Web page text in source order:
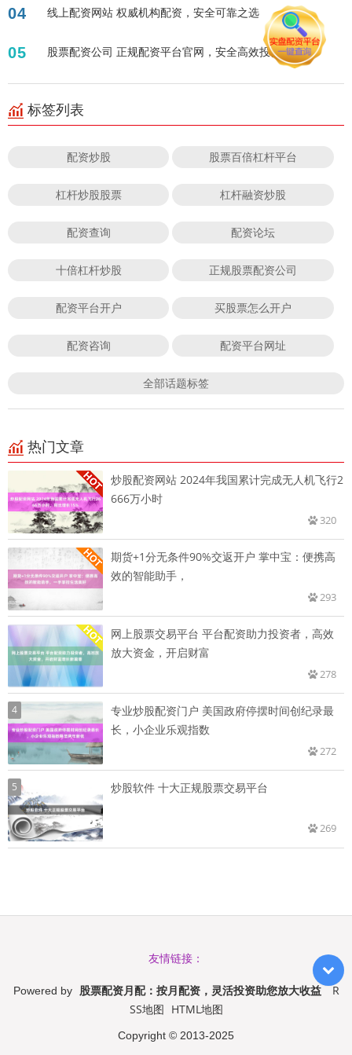
04 线上配资网站 权威机构配资，安全可靠之选
05 股票配资公司 正规配资平台官网，安全高效投资首选！
标签列表
配资炒股 股票百倍杠杆平台
杠杆炒股股票 杠杆融资炒股
配资查询 配资论坛
十倍杠杆炒股 正规股票配资公司
配资平台开户 买股票怎么开户
配资咨询 配资平台网址
全部话题标签
热门文章
炒股配资网站 2024年我国累计完成无人机飞行2
666万小时
320
期货+1分无条件90%交返开户 掌中宝：便携高
效的智能助手，
293
网上股票交易平台 平台配资助力投资者，高效
放大资金，开启财富
278
4
专业炒股配资门户 美国政府停摆时间创纪录最
长，小企业乐观指数
272
5 炒股软件 十大正规股票交易平台
269
友情链接：
Powered by 股票配资月配：按月配资，灵活投资助您放大收益
R
SS地图 HTML地图
Copyright © 2013-2025